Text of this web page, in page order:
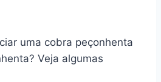
uma cobra peçonhenta
Veja algumas